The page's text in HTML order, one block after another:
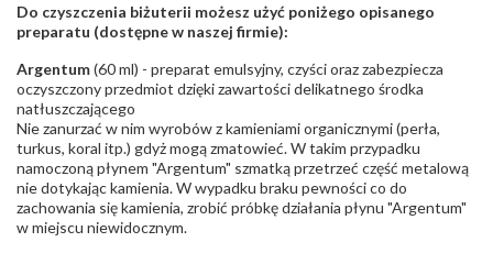
Do czyszczenia biżuterii możesz użyć poniżego opisanego
preparatu (dostępne w naszej firmie):
Argentum(60 ml) - preparat emulsyjny, czyści oraz zabezpiecza
oczyszczony przedmiot dzięki zawartości delikatnego środka
natłuszczającego
Nie zanurzać w nim wyrobów z kamieniami organicznymi (perła,
turkus, koral itp.) gdyż mogą zmatowieć. W takim przypadku
namoczoną płynem "Argentum" szmatką przetrzeć część metalową
nie dotykając kamienia. W wypadku braku pewności co do
zachowania się kamienia, zrobić próbkę działania płynu "Argentum"
w miejscu niewidocznym.